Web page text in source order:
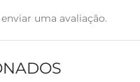
enviar uma avaliação.